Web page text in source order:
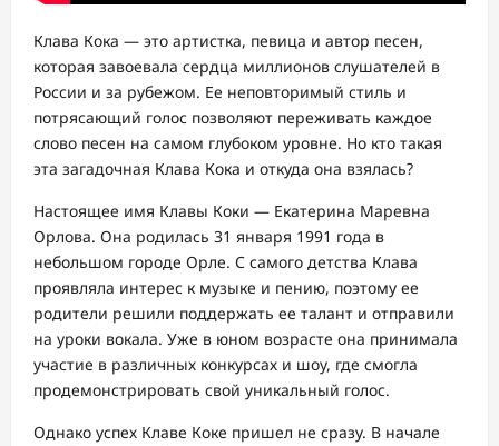
Клава Кока — это артистка, певица и автор песен,
которая завоевала сердца миллионов слушателей в
России и за рубежом. Ее неповторимый стиль и
потрясающий голос позволяют переживать каждое
слово песен на самом глубоком уровне. Но кто такая
эта загадочная Клава Кока и откуда она взялась?
Настоящее имя Клавы Коки — Екатерина Маревна
Орлова. Она родилась 31 января 1991 года в
небольшом городе Орле. С самого детства Клава
проявляла интерес к музыке и пению, поэтому ее
родители решили поддержать ее талант и отправили
на уроки вокала. Уже в юном возрасте она принимала
участие в различных конкурсах и шоу, где смогла
продемонстрировать свой уникальный голос.
Однако успех Клаве Коке пришел не сразу. В начале